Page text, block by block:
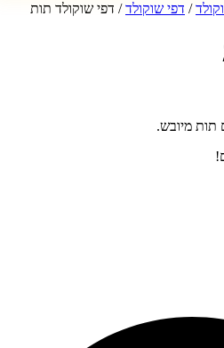
/דפי שוקולד/ דפי שוקולד תות
תות מיובש.